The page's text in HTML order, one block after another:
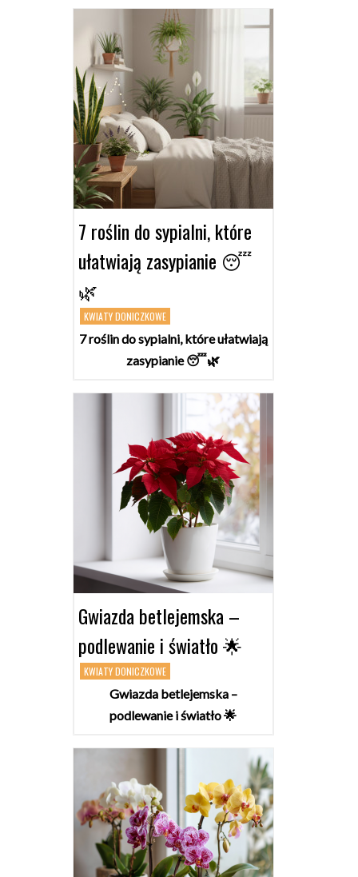
7 roślin do sypialni, które
ułatwiają zasypianie 😴
🌿
KWIATY DONICZKOWE
7 roślin do sypialni, które ułatwiają
zasypianie 😴🌿
Gwiazda betlejemska –
podlewanie i światło 🌟
KWIATY DONICZKOWE
Gwiazda betlejemska –
podlewanie i światło 🌟